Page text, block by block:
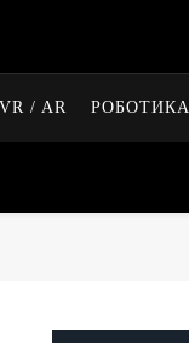
VR / AR РОБОТИКА